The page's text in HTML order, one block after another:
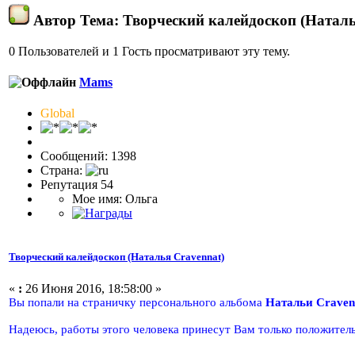
Автор Тема: Творческий калейдоскоп
0 Пользователей и 1 Гость просматривают эту тему.
Mams
Global
Сообщений: 1398
Страна:
Репутация 54
Мое имя: Ольга
Творческий калейдоскоп (Наталья Cravennat)
« : 26 Июня 2016, 18:58:00 »
Вы попали на страничку персонального альбома Натальи
Надеюсь, работы этого человека принесут Вам только